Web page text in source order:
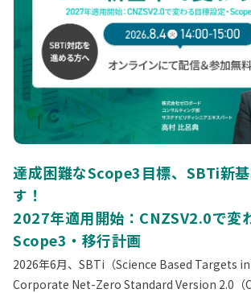
達成困難なScope3目標、SBTi新
す！
2027年適用開始：CNZSV2.0で変
Scope3・移行計画
2026年6月、SBTi（Science Based Targets
Corporate Net-Zero Standard Version 2.0（